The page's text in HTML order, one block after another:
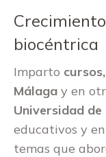
biocéntrica
Imparto
Málaga y en
Universidad
educativos y
temas que